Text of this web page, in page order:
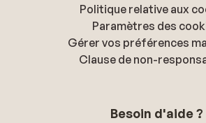
Politique relative aux
Paramètres des
Gérer vos préférences
Clause de non-
Besoin d'aide ?